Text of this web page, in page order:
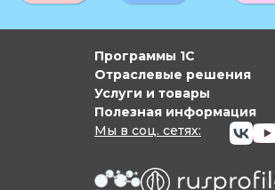
Мы в соц. сетях:
Программы 1С
Отраслевые решения
Услуги и товары
Полезная информация